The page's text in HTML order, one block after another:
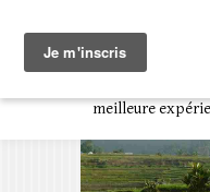
Présence
L’art d’être en
l'utilisation de cookies ou
services adaptés à vos
meilleure